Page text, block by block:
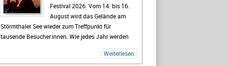
Festival 2026. Vom 14. bis 16.
August wird das Gelände am
Störmthaler See wieder zum Treffpunkt für
tausende Besucher:innen. Wie jedes Jahr werden
zahlreiche Fans aus ganz Deutschland erwartet,
die sich auf drei Tage mit Live-Musik, Camping
Weiterlesen